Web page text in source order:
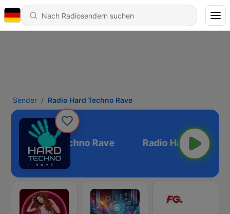
Sender Radio Hard Techno Rave
Radio Hard Techno Rave